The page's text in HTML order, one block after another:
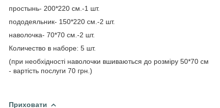
простынь- 200*220 см.-1 шт.
пододеяльник- 150*220 см.-2 шт.
наволочка- 70*70 см.-2 шт.
Количество в наборе: 5 шт.
(при необхідності наволочки вшиваються до розміру 50*70 см
- вартість послуги 70 грн.)
Приховати